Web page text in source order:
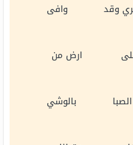
يجري وقد وافى
على ارض من
الصبا بالوشي